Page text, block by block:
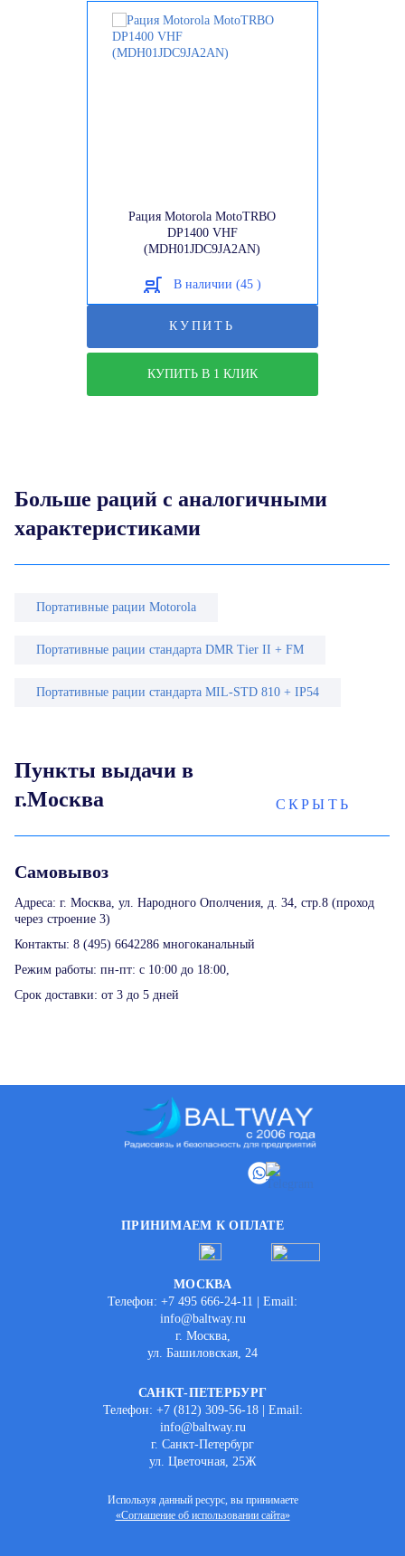
Рация Motorola MotoTRBO
DP1400 VHF
(MDH01JDC9JA2AN)
В наличии (45 )
КУПИТЬ
КУПИТЬ В 1 КЛИК
Больше раций с аналогичными
характеристиками
Портативные рации Motorola
Портативные рации стандарта DMR Tier II + FM
Портативные рации стандарта MIL-STD 810 + IP54
Пункты выдачи в
г.Москва
СКРЫТЬ
Самовывоз
Адреса: г. Москва, ул. Народного Ополчения, д. 34, стр.8 (проход
через строение 3)
Контакты: 8 (495) 6642286 многоканальный
Режим работы: пн-пт: с 10:00 до 18:00,
Срок доставки: от 3 до 5 дней
ПРИНИМАЕМ К ОПЛАТЕ
МОСКВА
Телефон: +7 495 666-24-11 | Email:
info@baltway.ru
г. Москва,
ул. Башиловская, 24
САНКТ-ПЕТЕРБУРГ
Телефон: +7 (812) 309-56-18 | Email:
info@baltway.ru
г. Санкт-Петербург
ул. Цветочная, 25Ж
Используя данный ресурс, вы принимаете
«Соглашение об использовании сайта»